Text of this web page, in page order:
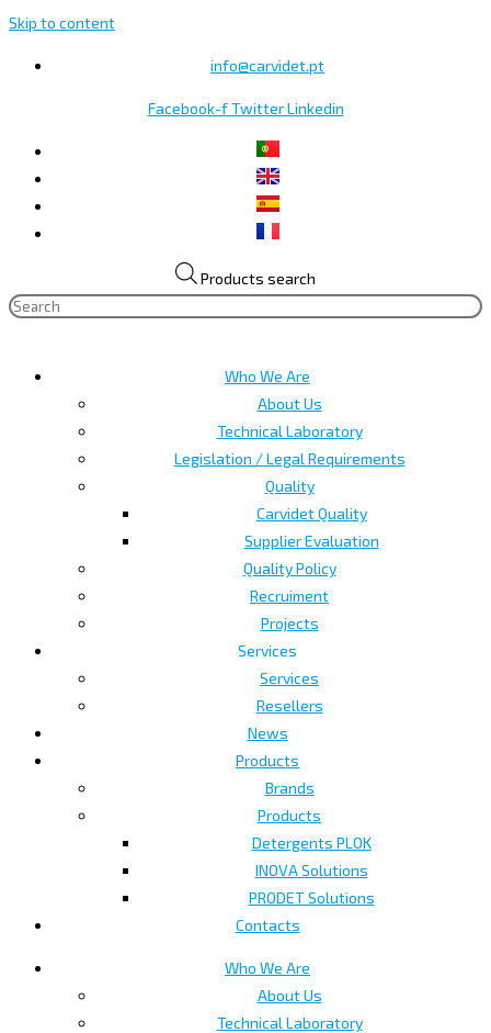
Skip to content
info@carvidet.pt
Facebook-f Twitter Linkedin
Products search
Who We Are
About Us
Technical Laboratory
Legislation / Legal Requirements
Quality
Carvidet Quality
Supplier Evaluation
Quality Policy
Recruiment
Projects
Services
Services
Resellers
News
Products
Brands
Products
Detergents PLOK
INOVA Solutions
PRODET Solutions
Contacts
Who We Are
About Us
Technical Laboratory